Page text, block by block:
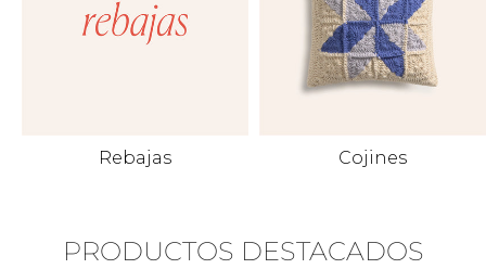
Rebajas Cojines
PRODUCTOS DESTACADOS